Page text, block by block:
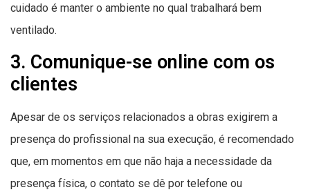
cuidado é manter o ambiente no qual trabalhará bem
ventilado.
3. Comunique-se online com os
clientes
Apesar de os serviços relacionados a obras exigirem a
presença do profissional na sua execução, é recomendado
que, em momentos em que não haja a necessidade da
presença física, o contato se dê por telefone ou